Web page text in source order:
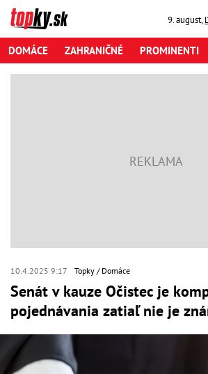
9. august,
DOMÁCE ZAHRANIČNÉ PROMINENTI
10.4.2025 9:17 Topky Domáce
Senát v kauze Očistec je
pojednávania zatiaľ nie je